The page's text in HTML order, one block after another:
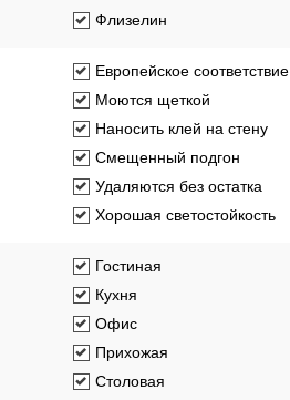
Флизелин
Европейское соответствие
Моются щеткой
Наносить клей на стену
Смещенный подгон
Удаляются без остатка
Хорошая светостойкость
Гостиная
Кухня
Офис
Прихожая
Столовая